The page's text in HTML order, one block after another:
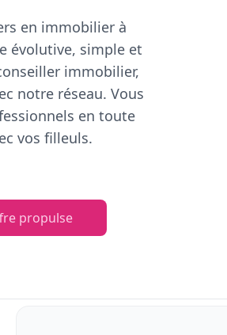
en immobilier à
évolutive, simple et
immobilier,
notre réseau. Vous
en toute
vos filleuls.
propulse